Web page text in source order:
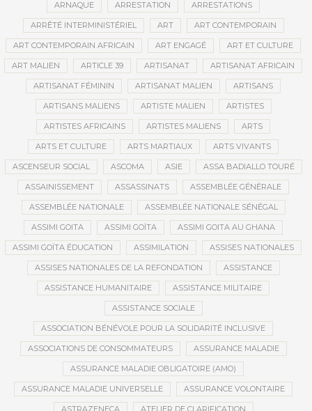
ARNAQUE ARRESTATION ARRESTATIONS
ARRÊTÉ INTERMINISTÉRIEL ART ART CONTEMPORAIN
ART CONTEMPORAIN AFRICAIN ART ENGAGÉ ART ET CULTURE
ART MALIEN ARTICLE 39 ARTISANAT ARTISANAT AFRICAIN
ARTISANAT FÉMININ ARTISANAT MALIEN ARTISANS
ARTISANS MALIENS ARTISTE MALIEN ARTISTES
ARTISTES AFRICAINS ARTISTES MALIENS ARTS
ARTS ET CULTURE ARTS MARTIAUX ARTS VIVANTS
ASCENSEUR SOCIAL ASCOMA ASIE ASSA BADIALLO TOURÉ
ASSAINISSEMENT ASSASSINATS ASSEMBLÉE GÉNÉRALE
ASSEMBLÉE NATIONALE ASSEMBLÉE NATIONALE SÉNÉGAL
ASSIMI GOITA ASSIMI GOÏTA ASSIMI GOITA AU GHANA
ASSIMI GOÏTA ÉDUCATION ASSIMILATION ASSISES NATIONALES
ASSISES NATIONALES DE LA REFONDATION ASSISTANCE
ASSISTANCE HUMANITAIRE ASSISTANCE MILITAIRE
ASSISTANCE SOCIALE
ASSOCIATION BÉNÉVOLE POUR LA SOLIDARITÉ INCLUSIVE
ASSOCIATIONS DE CONSOMMATEURS ASSURANCE MALADIE
ASSURANCE MALADIE OBLIGATOIRE (AMO)
ASSURANCE MALADIE UNIVERSELLE ASSURANCE VOLONTAIRE
ASTRAZENECA ATELIER DE CLARIFICATION